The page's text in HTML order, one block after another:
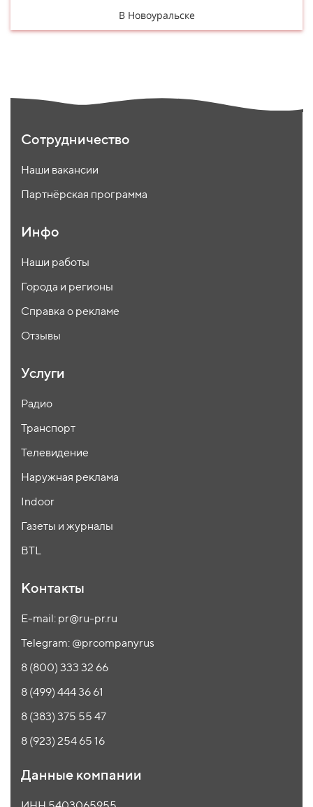
В Новоуральске
Сотрудничество
Наши вакансии
Партнёрская программа
Инфо
Наши работы
Города и регионы
Справка о рекламе
Отзывы
Услуги
Радио
Транспорт
Телевидение
Наружная реклама
Indoor
Газеты и журналы
BTL
Контакты
E-mail: pr@ru-pr.ru
Telegram: @prcompanyrus
8 (800) 333 32 66
8 (499) 444 36 61
8 (383) 375 55 47
8 (923) 254 65 16
Данные компании